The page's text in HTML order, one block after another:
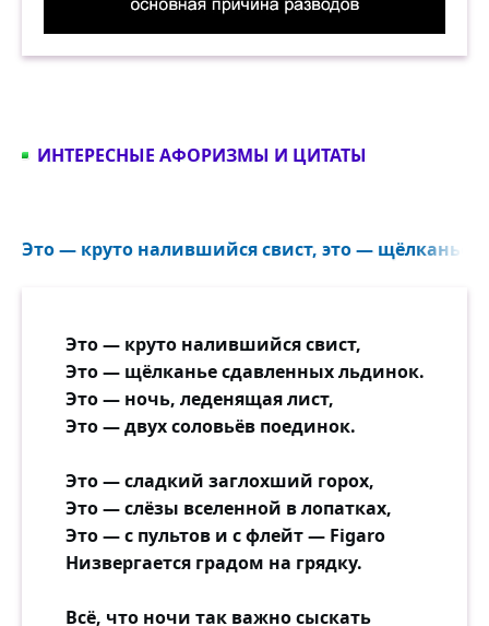
ИНТЕРЕСНЫЕ АФОРИЗМЫ И ЦИТАТЫ
Это — круто налившийся свист, это — щёлканье
Это — круто налившийся свист,
Это — щёлканье сдавленных льдинок.
Это — ночь, леденящая лист,
Это — двух соловьёв поединок.
Это — сладкий заглохший горох,
Это — слёзы вселенной в лопатках,
Это — с пультов и с флейт — Figaro
Низвергается градом на грядку.
Всё, что ночи так важно сыскать